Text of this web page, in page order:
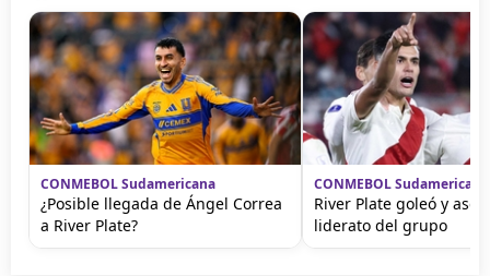
CONMEBOL Sudamericana
¿Posible llegada de Ángel Correa
a River Plate?
CONMEBOL Sudamericana
River Plate goleó y
liderato del grupo